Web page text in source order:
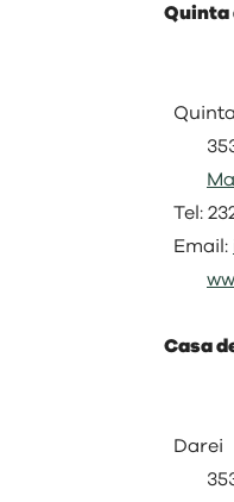
Quinta
Tel:
Email:
Casa
Darei